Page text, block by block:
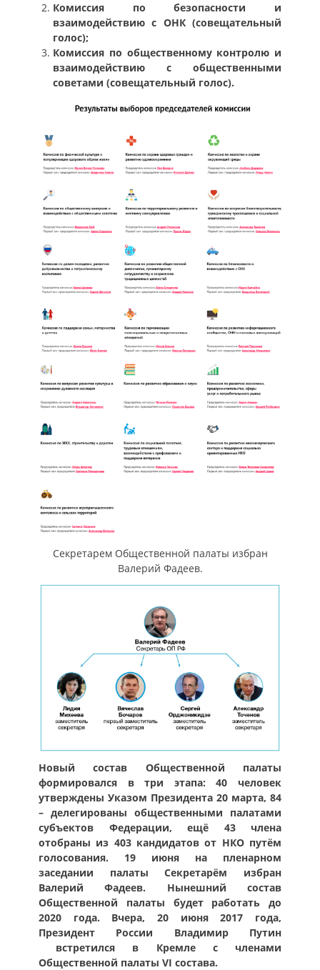
Комиссия по безопасности и
взаимодействию с ОНК (совещательный
голос);
Комиссия по общественному контролю и
взаимодействию с общественными
советами (совещательный голос).
Секретарем Общественной палаты избран
Валерий Фадеев.
Новый состав Общественной палаты
формировался в три этапа: 40 человек
утверждены Указом Президента 20 марта, 84
– делегированы общественными палатами
субъектов Федерации, ещё 43 члена
отобраны из 403 кандидатов от НКО путём
голосования. 19 июня на пленарном
заседании палаты Секретарём избран
Валерий Фадеев. Нынешний состав
Общественной палаты будет работать до
2020 года. Вчера, 20 июня 2017 года,
Президент России Владимир Путин
встретился в Кремле с членами
Общественной палаты VI состава.